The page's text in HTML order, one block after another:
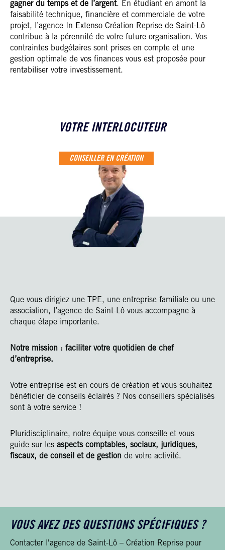
gagner du temps et de l’argent. En étudiant en amont la
faisabilité technique, financière et commerciale de votre
projet, l’agence In Extenso Création Reprise de Saint-Lô
contribue à la pérennité de votre future organisation. Vos
contraintes budgétaires sont prises en compte et une
gestion optimale de vos finances vous est proposée pour
rentabiliser votre investissement.
VOTRE INTERLOCUTEUR
CONSEILLER EN CRÉATION
Associé
Directeur d'agence
Que vous dirigiez une TPE, une entreprise familiale ou une
association, l’agence de Saint-Lô vous accompagne à
chaque étape importante.
Notre mission : faciliter votre quotidien de chef
d’entreprise.
Votre entreprise est en cours de création et vous souhaitez
bénéficier de conseils éclairés ? Nos conseillers spécialisés
sont à votre service !
Pluridisciplinaire, notre équipe vous conseille et vous
guide sur les aspects comptables, sociaux, juridiques,
fiscaux, de conseil et de gestion de votre activité.
VOUS AVEZ DES QUESTIONS SPÉCIFIQUES ?
Contacter l'agence de Saint-Lô – Création Reprise pour